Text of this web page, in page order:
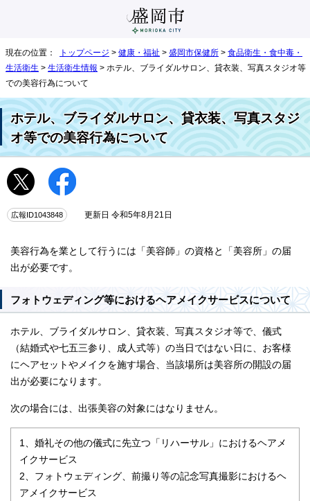
現在の位置： トップページ > 健康・福祉 > 盛岡市保健所 > 食品衛生・食中毒・
生活衛生 > 生活衛生情報 > ホテル、ブライダルサロン、貸衣装、写真スタジオ等
での美容行為について
ホテル、ブライダルサロン、貸衣装、写真スタジ
オ等での美容行為について
広報ID1043848 更新日 令和5年8月21日
美容行為を業として行うには「美容師」の資格と「美容所」の届
出が必要です。
フォトウェディング等におけるヘアメイクサービスについて
ホテル、ブライダルサロン、貸衣装、写真スタジオ等で、儀式
（結婚式や七五三参り、成人式等）の当日ではない日に、お客様
にヘアセットやメイクを施す場合、当該場所は美容所の開設の届
出が必要になります。
次の場合には、出張美容の対象にはなりません。
1、婚礼その他の儀式に先立つ「リハーサル」におけるヘアメ
イクサービス
2、フォトウェディング、前撮り等の記念写真撮影におけるヘ
アメイクサービス